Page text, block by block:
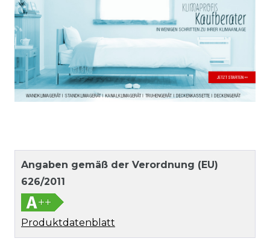
Angaben gemäß der Verordnung (EU)
626/2011
Produktdatenblatt